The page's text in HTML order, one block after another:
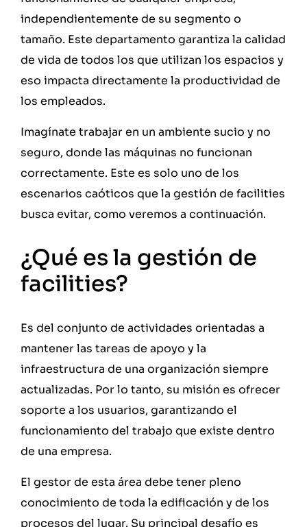
independientemente de su segmento o
tamaño. Este departamento garantiza la calidad
de vida de todos los que utilizan los espacios y
eso impacta directamente la productividad de
los empleados.
Imagínate trabajar en un ambiente sucio y no
seguro, donde las máquinas no funcionan
correctamente. Este es solo uno de los
escenarios caóticos que la gestión de facilities
busca evitar, como veremos a continuación.
¿Qué es la gestión de
facilities?
Es del conjunto de actividades orientadas a
mantener las tareas de apoyo y la
infraestructura de una organización siempre
actualizadas. Por lo tanto, su misión es ofrecer
soporte a los usuarios, garantizando el
funcionamiento del trabajo que existe dentro
de una empresa.
El gestor de esta área debe tener pleno
conocimiento de toda la edificación y de los
procesos del lugar. Su principal desafío es